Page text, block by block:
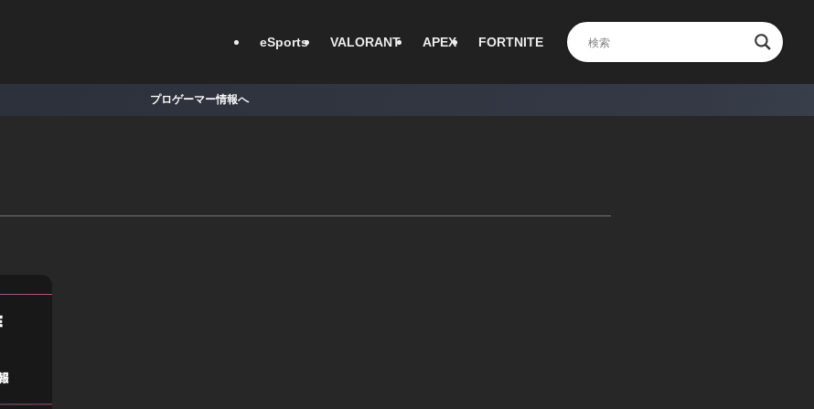
eSports VALORANT APEX FORTNITE
プロゲーマー情報へ